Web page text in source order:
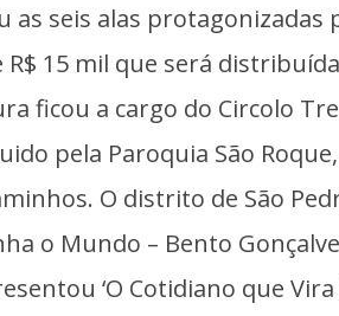
seis alas protagonizadas
15 mil que será
ficou a cargo do Circolo
pela Paroquia São
O distrito de São
o Mundo – Bento
‘O Cotidiano que